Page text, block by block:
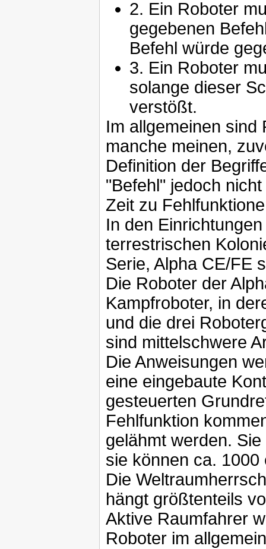
2. Ein Roboter
gegebenen
Befehl würde
3. Ein Roboter
solange dieser
verstößt.
Im allgemeinen sind
manche meinen,
Definition der
"Befehl" jedoch
Zeit zu
In den
terrestrischen
Serie, Alpha CE/FE
Die Roboter der
Kampfroboter, in
und die drei
sind mittelschwere
Die Anweisungen
eine eingebaute
gesteuerten
Fehlfunktion
gelähmt werden.
sie können ca.
Die
hängt größtenteils
Aktive Raumfahrer
Roboter im